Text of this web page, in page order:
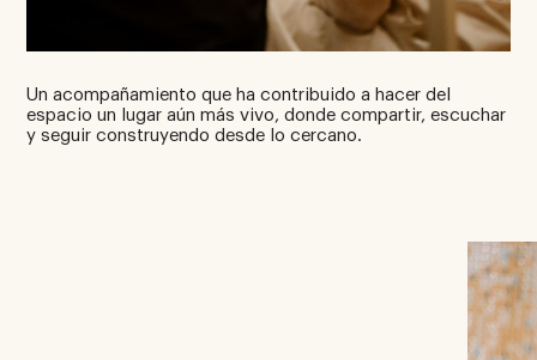
Un acompañamiento que ha contribuido a hacer del
espacio un lugar aún más vivo, donde compartir, escuchar
y seguir construyendo desde lo cercano.